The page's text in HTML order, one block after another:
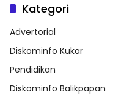
Kategori
Advertorial
Diskominfo Kukar
Pendidikan
Diskominfo Balikpapan